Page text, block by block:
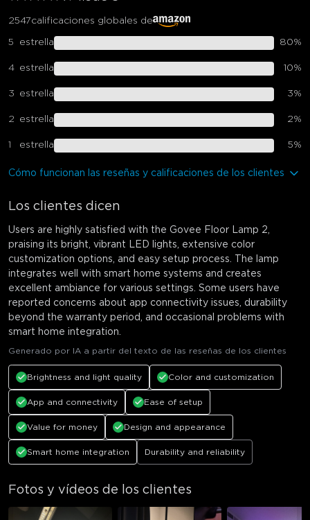
2547calificaciones globales de
5 estrella 80%
4 estrella 10%
3 estrella 3%
2 estrella 2%
1 estrella 5%
Cómo funcionan las reseñas y calificaciones de los clientes
Los clientes dicen
Users are highly satisfied with the Govee Floor Lamp 2,
praising its bright, vibrant LED lights, extensive color
customization options, and easy setup process. The lamp
integrates well with smart home systems and creates
excellent ambiance for various settings. Some users have
reported concerns about app connectivity issues, durability
beyond the warranty period, and occasional problems with
smart home integration.
Generado por IA a partir del texto de las reseñas de los clientes
Brightness and light quality Color and customization
App and connectivity Ease of setup
Value for money Design and appearance
Smart home integration Durability and reliability
Fotos y vídeos de los clientes